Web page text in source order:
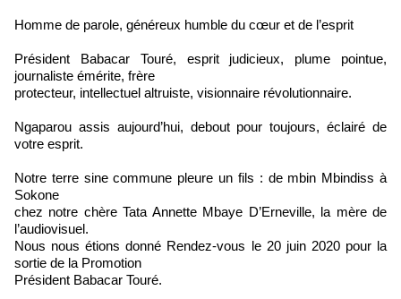
Homme de parole, généreux humble du cœur et de l’esprit
Président Babacar Touré, esprit judicieux, plume pointue,
journaliste émérite, frère
protecteur, intellectuel altruiste, visionnaire révolutionnaire.
Ngaparou assis aujourd’hui, debout pour toujours, éclairé de
votre esprit.
Notre terre sine commune pleure un fils : de mbin Mbindiss à
Sokone
chez notre chère Tata Annette Mbaye D’Erneville, la mère de
l’audiovisuel.
Nous nous étions donné Rendez-vous le 20 juin 2020 pour la
sortie de la Promotion
Président Babacar Touré.